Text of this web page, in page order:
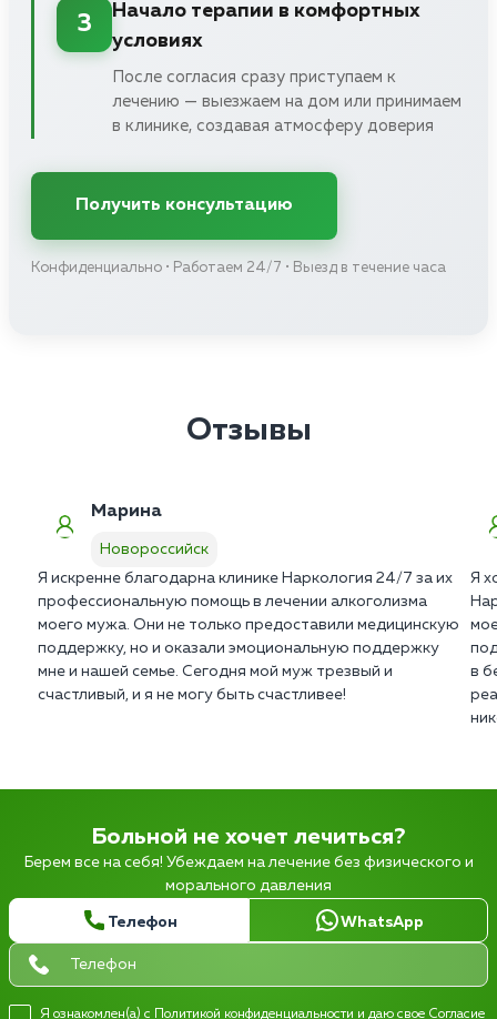
3
Начало терапии в комфортных
условиях
После согласия сразу приступаем к
лечению — выезжаем на дом или принимаем
в клинике, создавая атмосферу доверия
Получить консультацию
Конфиденциально • Работаем 24/7 • Выезд в течение часа
Отзывы
Марина
Новороссийск
Я искренне благодарна клинике Наркология 24/7 за их
профессиональную помощь в лечении алкоголизма
моего мужа. Они не только предоставили медицинскую
поддержку, но и оказали эмоциональную поддержку
мне и нашей семье. Сегодня мой муж трезвый и
счастливый, и я не могу быть счастливее!
Я
в
Больной не хочет лечиться?
Берем все на себя! Убеждаем на лечение без физического и
морального давления
Телефон WhatsApp
Я ознакомлен(а) с Политикой конфиденциальности и даю свое Согласие